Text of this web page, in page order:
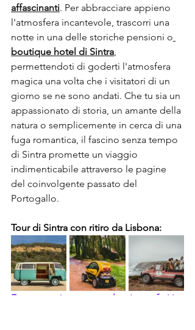
affascinanti. Per abbracciare appieno
l'atmosfera incantevole, trascorri una
notte in una delle storiche pensioni o
boutique hotel di Sintra,
permettendoti di goderti l'atmosfera
magica una volta che i visitatori di un
giorno se ne sono andati. Che tu sia un
appassionato di storia, un amante della
natura o semplicemente in cerca di una
fuga romantica, il fascino senza tempo
di Sintra promette un viaggio
indimenticabile attraverso le pagine
del coinvolgente passato del
Portogallo.
Tour di Sintra con ritiro da Lisbona:
Furgone privato, auto elettrica, safari in